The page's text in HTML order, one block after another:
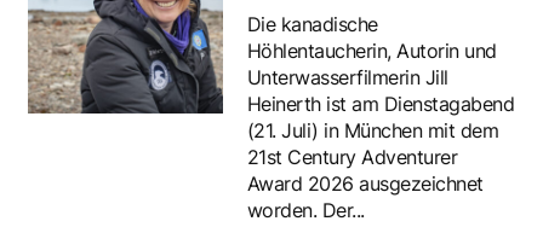
Die kanadische
Höhlentaucherin, Autorin und
Unterwasserfilmerin Jill
Heinerth ist am Dienstagabend
(21. Juli) in München mit dem
21st Century Adventurer
Award 2026 ausgezeichnet
worden. Der...